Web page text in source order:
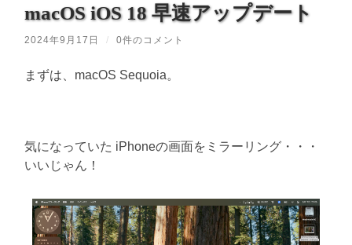
macOS iOS 18 早速アップデート
2024年9月17日 / 0件のコメント
まずは、macOS Sequoia。
気になっていた iPhoneの画面をミラーリング・・・
いいじゃん！